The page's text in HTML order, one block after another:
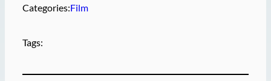
Categories:Film
Tags: